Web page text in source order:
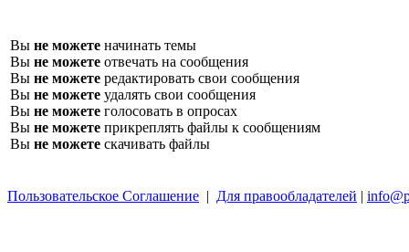
Вы не можете начинать темы
Вы не можете отвечать на сообщения
Вы не можете редактировать свои сообщения
Вы не можете удалять свои сообщения
Вы не можете голосовать в опросах
Вы не можете прикреплять файлы к сообщениям
Вы не можете скачивать файлы
Пользовательское Соглашение | Для правообладателей |